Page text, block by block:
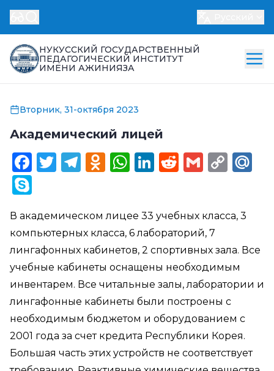
НУКУССКИЙ ГОСУДАРСТВЕННЫЙ
ПЕДАГОГИЧЕСКИЙ ИНСТИТУТ
ИМЕНИ АЖИНИЯЗА
Вторник, 31-октября 2023
Академический лицей
Facebook
Twitter
Telegram
Odnoklassniki
WhatsApp
LinkedIn
Reddit
Gmail
В академическом лицее 33 учебных класса, 3
компьютерных класса, 6 лабораторий, 7
лингафонных кабинетов, 2 спортивных зала. Все
учебные кабинеты оснащены необходимым
инвентарем. Все читальные залы, лаборатории и
лингафонные кабинеты были построены с
необходимым бюджетом и оборудованием с
2001 года за счет кредита Республики Корея.
Большая часть этих устройств не соответствует